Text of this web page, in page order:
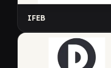
IFEB